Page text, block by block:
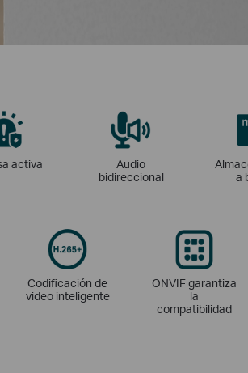
activa
Audio
bidireccional
a
Codificación de
video inteligente
ONVIF garantiza
la
compatibilidad